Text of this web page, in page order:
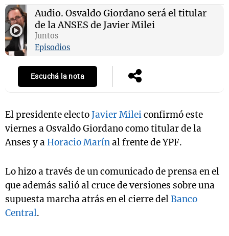
Audio. Osvaldo Giordano será el titular
de la ANSES de Javier Milei
Juntos
Episodios
Escuchá la nota
El presidente electoJavier Mileiconfirmó este
viernes a Osvaldo Giordano como titular de la
Anses y aHoracio Marínal frente de YPF.
Lo hizo a través de un comunicado de prensa en el
que además salió al cruce de versiones sobre una
supuesta marcha atrás en el cierre delBanco
Central.